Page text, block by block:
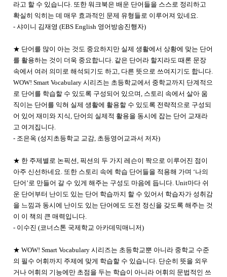
라고 할 수 있습니다. 또한 워크북은 배운 단어들을 스스로 정리하고
확실히 익히는 데 매우 효과적인 문제 유형들로 이루어져 있네요.
- 샤이니 김재영 (EBS English 영어방송진행자)
★ 단어를 많이 아는 것도 중요하지만 실제 생활에서 상황에 맞는 단어
를 활용하는 것이 더욱 중요합니다. 같은 단어라 할지라도 때론 문장
속에서 여러 의미로 해석되기도 하고, 다른 뜻으로 쓰여지기도 합니다.
WOW! Smart Vocabulary 시리즈는 초등학교에서 중학교까지 단계적으
로 단어를 학습할 수 있도록 구성되어 있으며, 스토리 속에서 살아 움
직이는 단어를 익혀 실제 생활에 활용할 수 있도록 전략적으로 구성되
어 있어 재미와 지식, 단어의 실제적 활용을 동시에 잡는 단어 교재라
고 여겨집니다.
- 조은옥 (성지초등학교 교감, 초등영어교과서 저자)
★ 한 주제별로 논픽션, 픽션의 두 가지 레슨이 짝으로 이루어진 점이
아주 신선하네요. 또한 스토리 속에 학습 단어들을 적용해 가며 ‘나의
단어’로 만들어 갈 수 있게 해주는 구성도 마음에 듭니다. Unit마다 쉬
운 단어부터 난이도 있는 단어 학습까지 할 수 있어서 학습자가 성취감
을 느낌과 동시에 난이도 있는 단어에도 도전 정신을 갖도록 해주는 것
이 이 책의 큰 매력입니다.
- 이수진 (코너스톤 국제학교 아카데믹매니저)
★ WOW! Smart Vocabulary 시리즈는 초등학교뿐 아니라 중학교 수준
의 필수 어휘까지 주제에 맞게 학습할 수 있습니다. 단순히 뜻을 외우
거나 어휘의 기능에만 초점을 두는 학습이 아니라 어휘의 문법적인 쓰